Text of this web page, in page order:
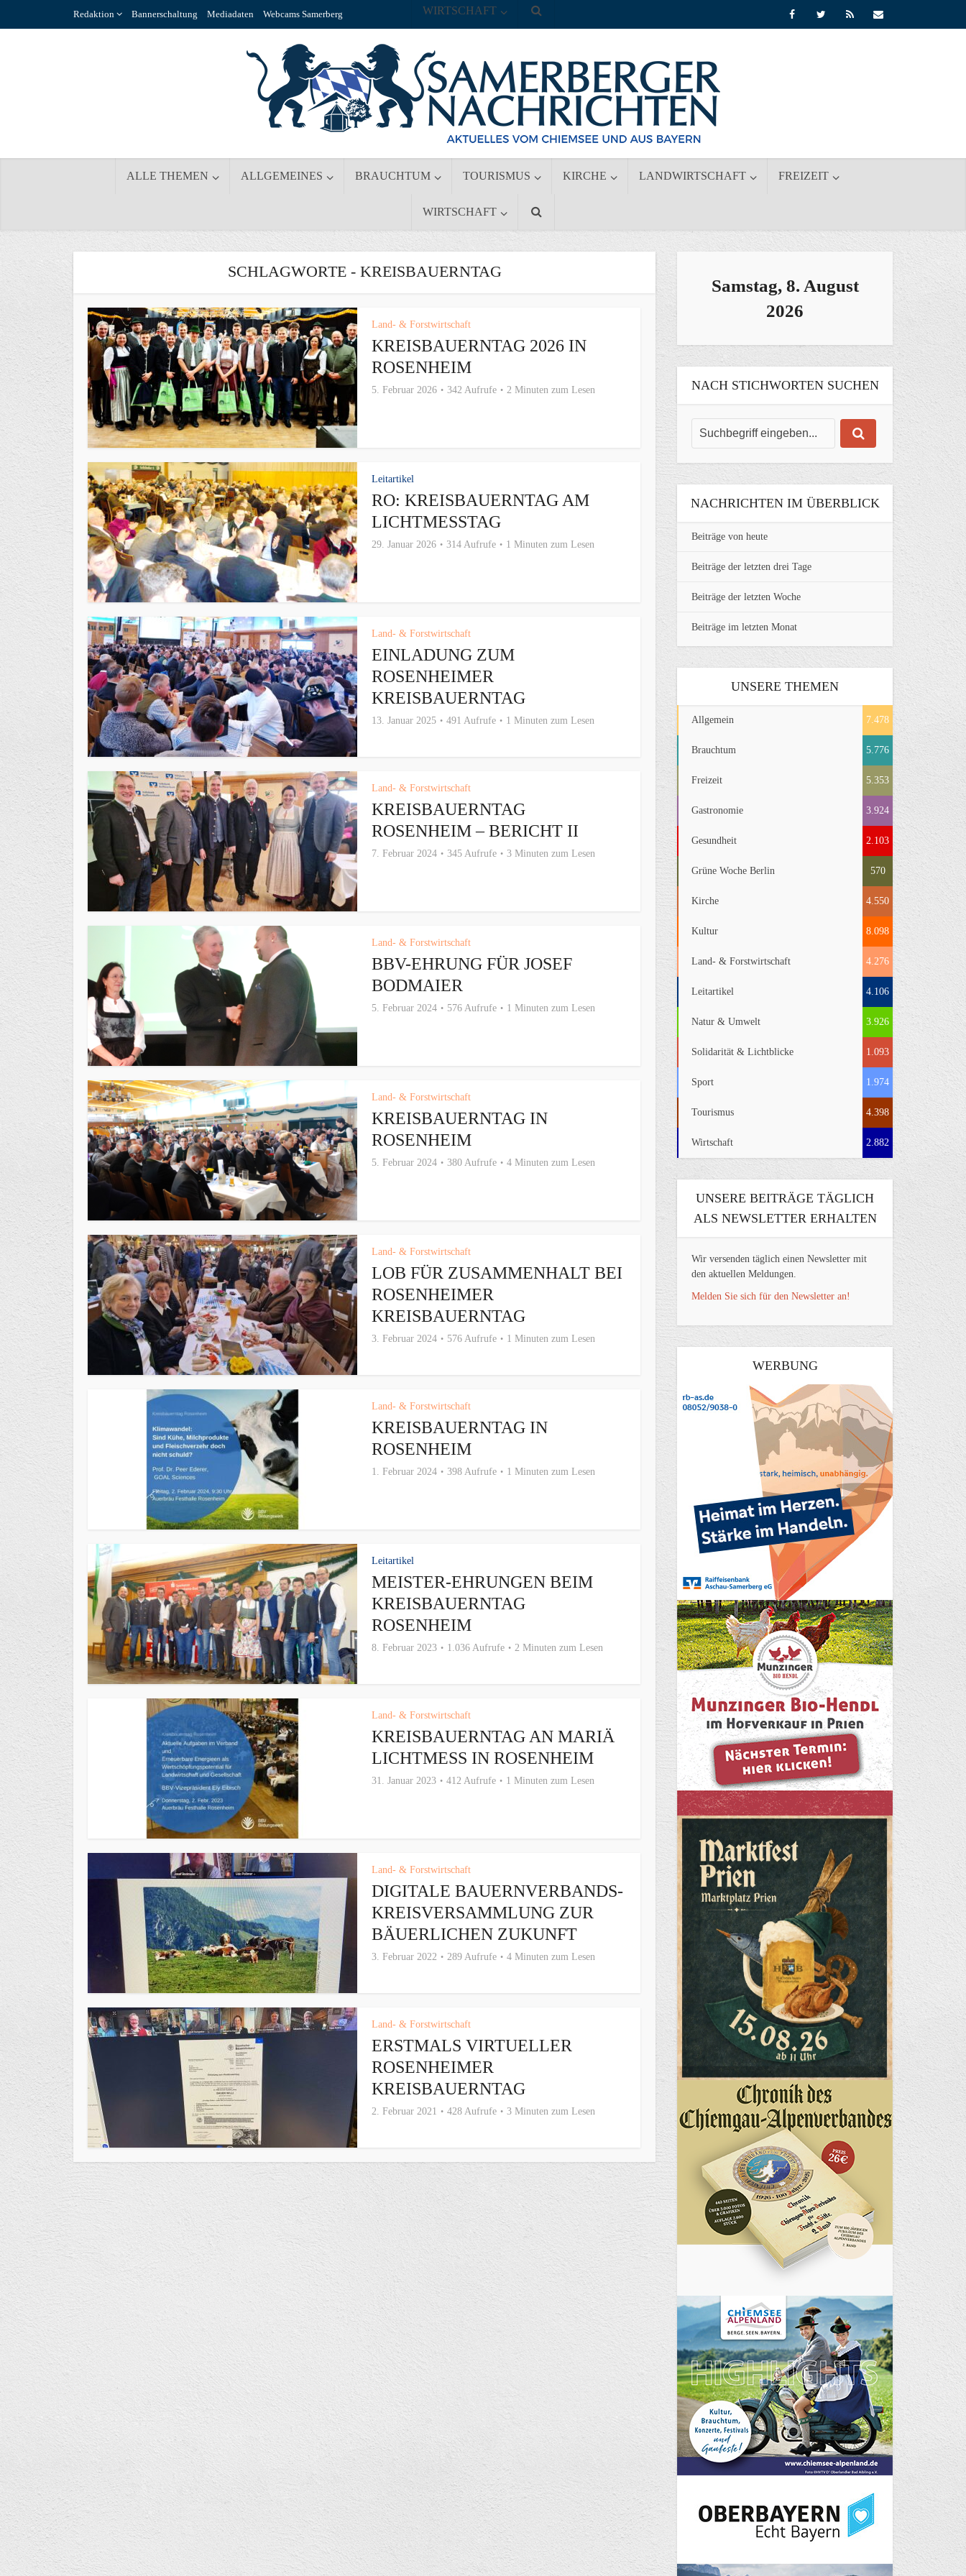
Redaktion Bannerschaltung Mediadaten Webcams Samerberg
ALLE THEMEN ALLGEMEINES BRAUCHTUM TOURISMUS KIRCHE LANDWIRTSCHAFT FREIZEIT
WIRTSCHAFT
WIRTSCHAFT
SCHLAGWORTE - KREISBAUERNTAG
Land- & Forstwirtschaft
KREISBAUERNTAG 2026 IN
ROSENHEIM
5. Februar 2026 342 Aufrufe 2 Minuten zum Lesen
Leitartikel
RO: KREISBAUERNTAG AM
LICHTMESSTAG
29. Januar 2026 314 Aufrufe 1 Minuten zum Lesen
Land- & Forstwirtschaft
EINLADUNG ZUM
ROSENHEIMER
KREISBAUERNTAG
13. Januar 2025 491 Aufrufe 1 Minuten zum Lesen
Land- & Forstwirtschaft
KREISBAUERNTAG
ROSENHEIM – BERICHT II
7. Februar 2024 345 Aufrufe 3 Minuten zum Lesen
Land- & Forstwirtschaft
BBV-EHRUNG FÜR JOSEF
BODMAIER
5. Februar 2024 576 Aufrufe 1 Minuten zum Lesen
Land- & Forstwirtschaft
KREISBAUERNTAG IN
ROSENHEIM
5. Februar 2024 380 Aufrufe 4 Minuten zum Lesen
Land- & Forstwirtschaft
LOB FÜR ZUSAMMENHALT BEI
ROSENHEIMER
KREISBAUERNTAG
3. Februar 2024 576 Aufrufe 1 Minuten zum Lesen
Land- & Forstwirtschaft
KREISBAUERNTAG IN
ROSENHEIM
1. Februar 2024 398 Aufrufe 1 Minuten zum Lesen
Leitartikel
MEISTER-EHRUNGEN BEIM
KREISBAUERNTAG
ROSENHEIM
8. Februar 2023 1.036 Aufrufe 2 Minuten zum Lesen
Land- & Forstwirtschaft
KREISBAUERNTAG AN MARIÄ
LICHTMESS IN ROSENHEIM
31. Januar 2023 412 Aufrufe 1 Minuten zum Lesen
Land- & Forstwirtschaft
DIGITALE BAUERNVERBANDS-
KREISVERSAMMLUNG ZUR
BÄUERLICHEN ZUKUNFT
3. Februar 2022 289 Aufrufe 4 Minuten zum Lesen
Land- & Forstwirtschaft
ERSTMALS VIRTUELLER
ROSENHEIMER
KREISBAUERNTAG
2. Februar 2021 428 Aufrufe 3 Minuten zum Lesen
Samstag, 8. August
2026
NACH STICHWORTEN SUCHEN
NACHRICHTEN IM ÜBERBLICK
Beiträge von heute
Beiträge der letzten drei Tage
Beiträge der letzten Woche
Beiträge im letzten Monat
UNSERE THEMEN
Allgemein 7.478
Brauchtum 5.776
Freizeit 5.353
Gastronomie 3.924
Gesundheit 2.103
Grüne Woche Berlin 570
Kirche 4.550
Kultur 8.098
Land- & Forstwirtschaft 4.276
Leitartikel 4.106
Natur & Umwelt 3.926
Solidarität & Lichtblicke 1.093
Sport 1.974
Tourismus 4.398
Wirtschaft 2.882
UNSERE BEITRÄGE TÄGLICH
ALS NEWSLETTER ERHALTEN
Wir versenden täglich einen Newsletter mit
den aktuellen Meldungen.
Melden Sie sich für den Newsletter an!
WERBUNG